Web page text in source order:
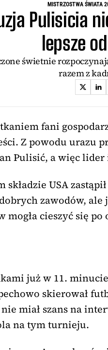
MISTRZOSTWA ŚWIATA
Pulisicia
lepsze
świetnie
razem z
fani
Z powodu urazu
Pulisić, a więc
USA
zawodów,
mogła cieszyć się
już w 11.
skierował
miał szans na
na tym turnieju.